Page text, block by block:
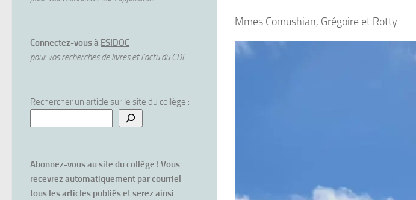
Mmes Comushian, Grégoire et Rotty
Connectez-vous à ESIDOC
pour vos recherches de livres et l'actu du CDI
Rechercher un article sur le site du collège :
Abonnez-vous au site du collège ! Vous
recevrez automatiquement par courriel
tous les articles publiés et serez ainsi